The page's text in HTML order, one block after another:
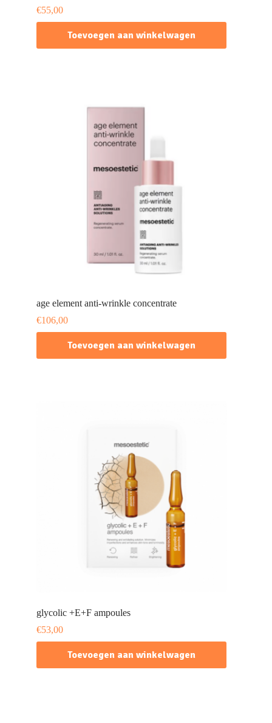
€55,00
Toevoegen aan winkelwagen
age element anti-wrinkle concentrate
€106,00
Toevoegen aan winkelwagen
glycolic +E+F ampoules
€53,00
Toevoegen aan winkelwagen